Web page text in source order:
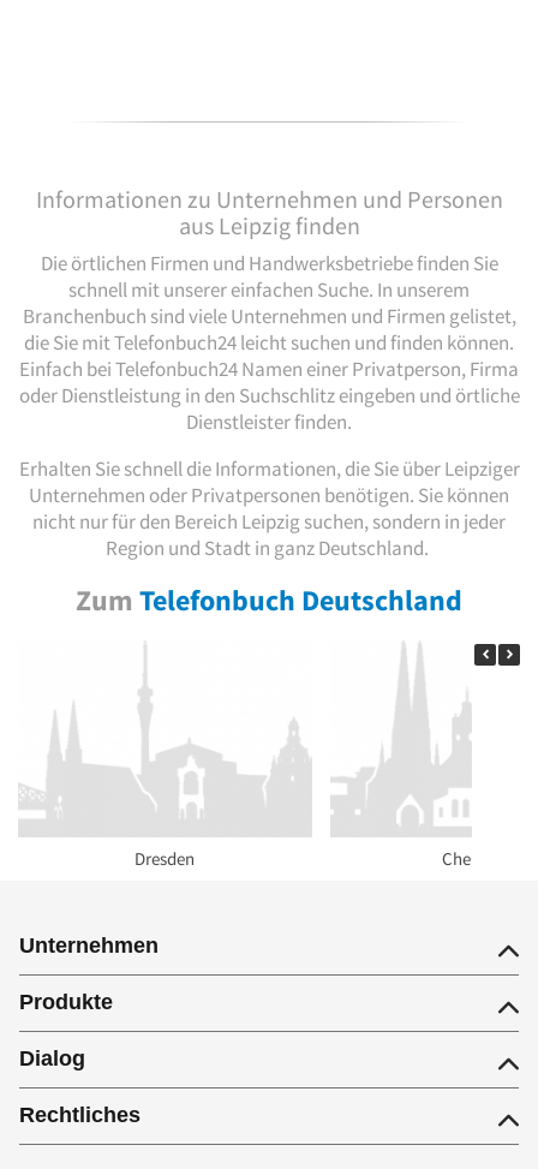
Informationen zu Unternehmen und Personen
aus Leipzig finden
Die örtlichen Firmen und Handwerksbetriebe finden Sie
schnell mit unserer einfachen Suche. In unserem
Branchenbuch sind viele Unternehmen und Firmen gelistet,
die Sie mit Telefonbuch24 leicht suchen und finden können.
Einfach bei Telefonbuch24 Namen einer Privatperson, Firma
oder Dienstleistung in den Suchschlitz eingeben und örtliche
Dienstleister finden.
Erhalten Sie schnell die Informationen, die Sie über Leipziger
Unternehmen oder Privatpersonen benötigen. Sie können
nicht nur für den Bereich Leipzig suchen, sondern in jeder
Region und Stadt in ganz Deutschland.
Zum Telefonbuch Deutschland
Dresden Chemnitz
Unternehmen
Produkte
Dialog
Rechtliches